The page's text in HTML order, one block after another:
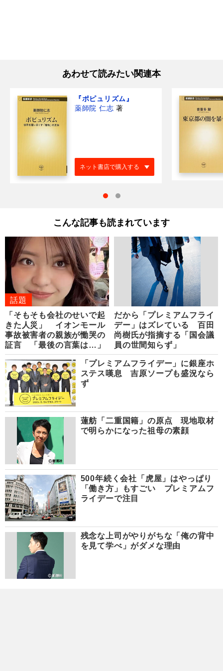
あわせて読みたい関連本
『ポピュリズム』
薬師院 仁志 著
ネット書店で購入する
こんな記事も読まれています
話題
「そもそも会社のせいで起
きた人災」 イオンモール
事故被害者の親族が慟哭の
証言 「最後の言葉は…」
だから「プレミアムフライ
デー」はズレている 百田
尚樹氏が指摘する「国会議
員の世間知らず」
「プレミアムフライデー」に銀座ホ
ステス嘆息 吉原ソープも盛況なら
ず
蓮舫「二重国籍」の原点 現地取材
で明らかになった祖母の素顔
500年続く会社「虎屋」はやっぱり
「働き方」もすごい プレミアムフ
ライデーで注目
残念な上司がやりがちな「俺の背中
を見て学べ」がダメな理由